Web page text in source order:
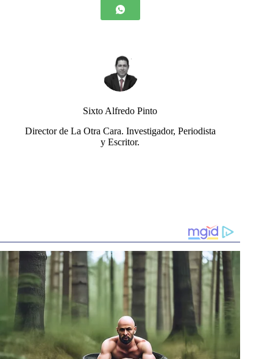
Sixto Alfredo Pinto
Director de La Otra Cara. Investigador, Periodista
y Escritor.